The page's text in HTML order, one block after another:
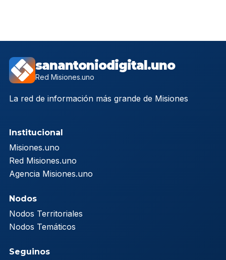
sanantoniodigital.uno
Red Misiones.uno
La red de información más grande de Misiones
Institucional
Misiones.uno
Red Misiones.uno
Agencia Misiones.uno
Nodos
Nodos Territoriales
Nodos Temáticos
Seguinos